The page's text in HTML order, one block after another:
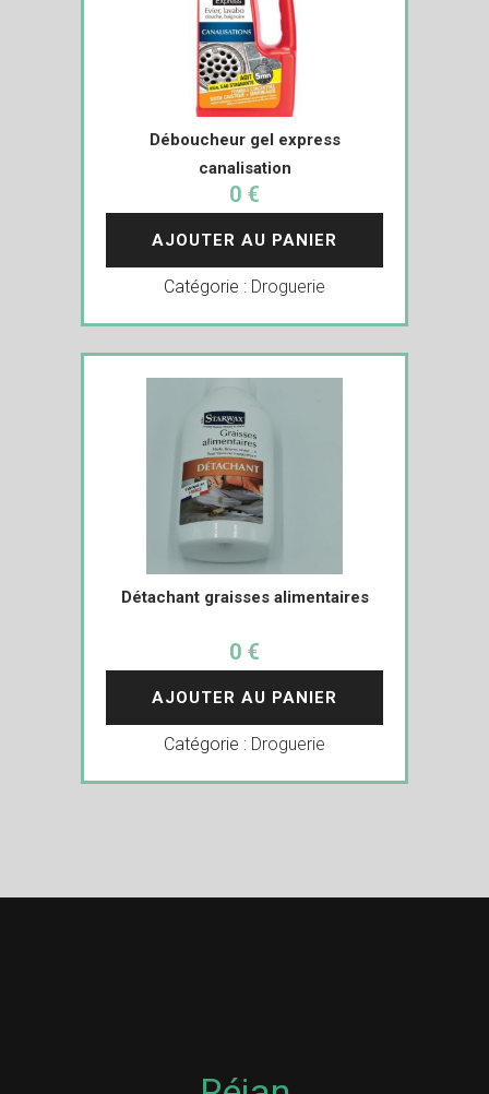
Déboucheur gel express
canalisation
0 €
AJOUTER AU PANIER
Catégorie : Droguerie
Détachant graisses alimentaires
0 €
AJOUTER AU PANIER
Catégorie : Droguerie